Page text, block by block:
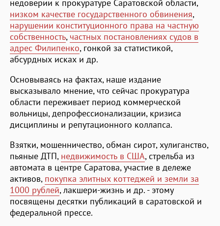
недоверии к прокуратуре Саратовской области,
низком качестве государственного обвинения,
нарушении конституционного права на частную
собственность, частных постановлениях судов в
адрес Филипенко, гонкой за статистикой,
абсурдных исках и др.
Основываясь на фактах, наше издание
высказывало мнение, что сейчас прокуратура
области переживает период коммерческой
вольницы, депрофессионализации, кризиса
дисциплины и репутационного коллапса.
Взятки, мошенничество, обман сирот, хулиганство,
пьяные ДТП, недвижимость в США, стрельба из
автомата в центре Саратова, участие в дележе
активов, покупка элитных коттеджей и земли за
1000 рублей, лакшери-жизнь и др. - этому
посвящены десятки публикаций в саратовской и
федеральной прессе.